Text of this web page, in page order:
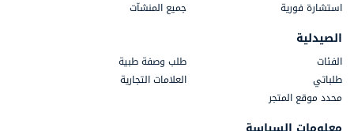
استشارة فورية
جميع المنشآت
الصيدلية
الفئات
طلب وصفة طبية
طلباتي
العلامات التجارية
محدد موقع المتجر